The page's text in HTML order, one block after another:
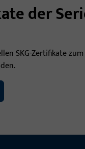
der
SKG-Zertifikate zum